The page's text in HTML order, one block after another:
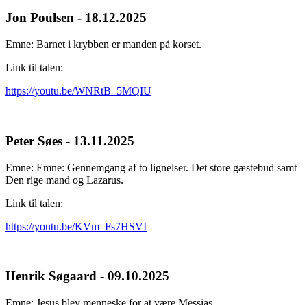
Jon Poulsen - 18.12.2025
Emne: Barnet i krybben er manden på korset.
Link til talen:
https://youtu.be/WNRtB_5MQIU
Peter Søes - 13.11.2025
Emne: Emne: Gennemgang af to lignelser. Det store gæstebud samt
Den rige mand og Lazarus.
Link til talen:
https://youtu.be/KVm_Fs7HSVI
Henrik Søgaard - 09.10.2025
Emne: Jesus blev menneske for at være Messias